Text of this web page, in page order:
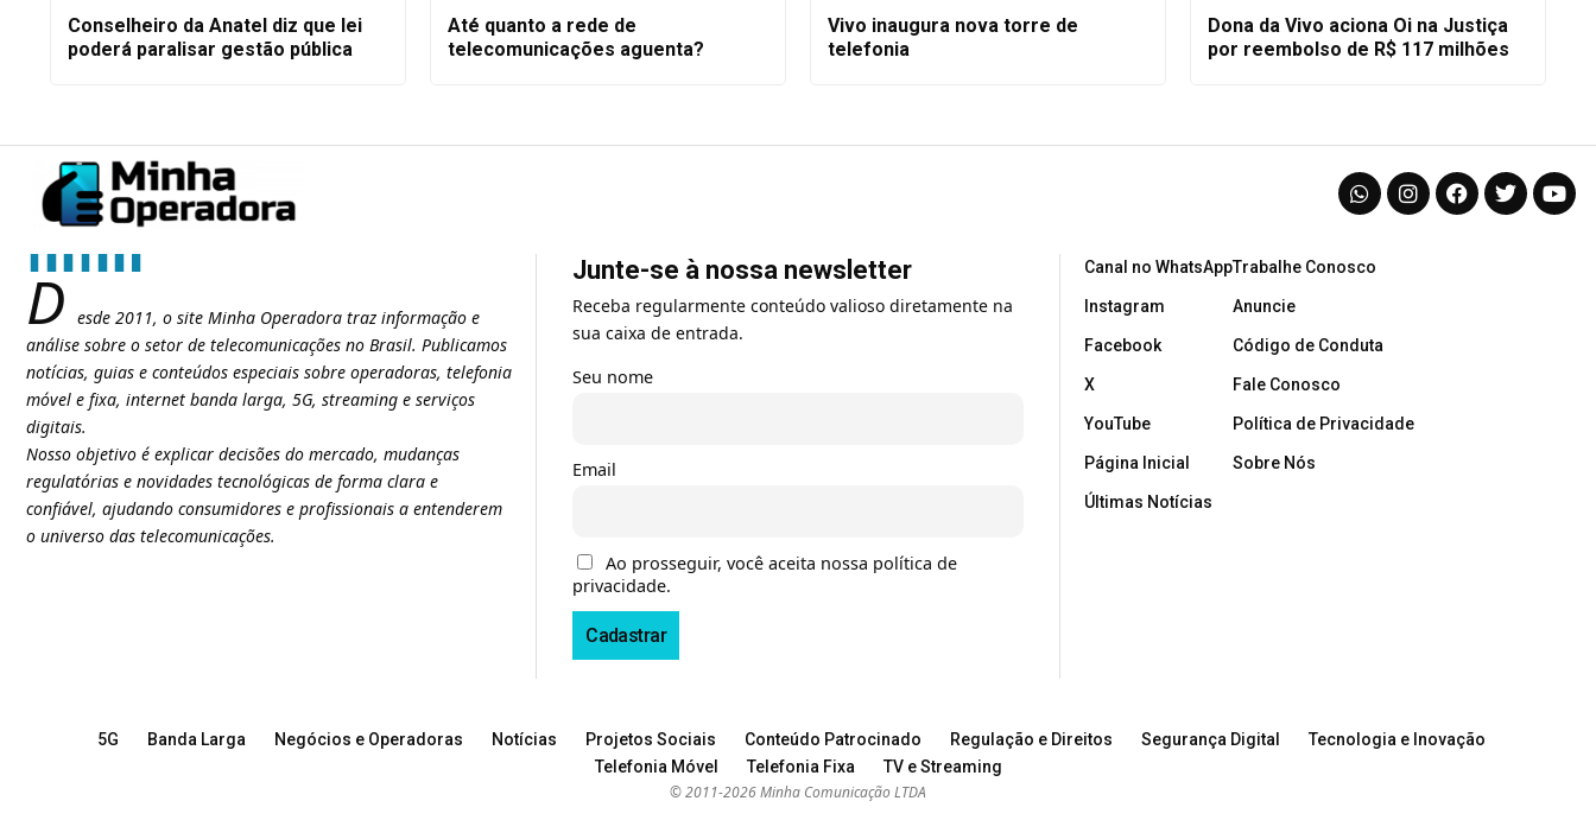
Conselheiro da Anatel diz que lei
poderá paralisar gestão pública
Até quanto a rede de
telecomunicações aguenta?
Vivo inaugura nova torre de
telefonia
Dona da Vivo aciona Oi na Justiça
por reembolso de R$ 117 milhões
D esde 2011, o site Minha Operadora traz informação e
análise sobre o setor de telecomunicações no Brasil. Publicamos
notícias, guias e conteúdos especiais sobre operadoras, telefonia
móvel e fixa, internet banda larga, 5G, streaming e serviços
digitais.
Nosso objetivo é explicar decisões do mercado, mudanças
regulatórias e novidades tecnológicas de forma clara e
confiável, ajudando consumidores e profissionais a entenderem
o universo das telecomunicações.
Junte-se à nossa newsletter
Receba regularmente conteúdo valioso diretamente na
sua caixa de entrada.
Seu nome
Email
Ao prosseguir, você aceita nossa política de
privacidade.
Canal no WhatsApp
Instagram
Facebook
X
YouTube
Página Inicial
Últimas Notícias
Trabalhe Conosco
Anuncie
Código de Conduta
Fale Conosco
Política de Privacidade
Sobre Nós
5G Banda Larga Negócios e Operadoras Notícias Projetos Sociais Conteúdo Patrocinado Regulação e Direitos Segurança Digital
Tecnologia e Inovação
Telefonia Móvel
Telefonia Fixa TV e Streaming
© 2011-2026 Minha Comunicação LTDA